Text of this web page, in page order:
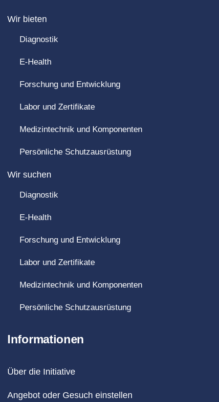
Wir bieten
Diagnostik
E-Health
Forschung und Entwicklung
Labor und Zertifikate
Medizintechnik und Komponenten
Persönliche Schutzausrüstung
Wir suchen
Diagnostik
E-Health
Forschung und Entwicklung
Labor und Zertifikate
Medizintechnik und Komponenten
Persönliche Schutzausrüstung
Informationen
Über die Initiative
Angebot oder Gesuch einstellen